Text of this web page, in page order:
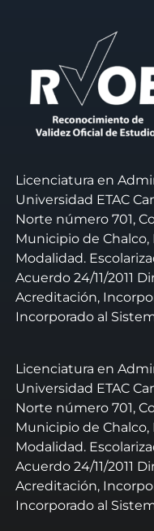
Licenciatura en
Universidad ETAC
Norte número 701,
Municipio de Chalco,
Modalidad.
Acuerdo 24/11/2011
Acreditación,
Incorporado al
Licenciatura en
Universidad ETAC
Norte número 701,
Municipio de Chalco,
Modalidad.
Acuerdo 24/11/2011
Acreditación,
Incorporado al